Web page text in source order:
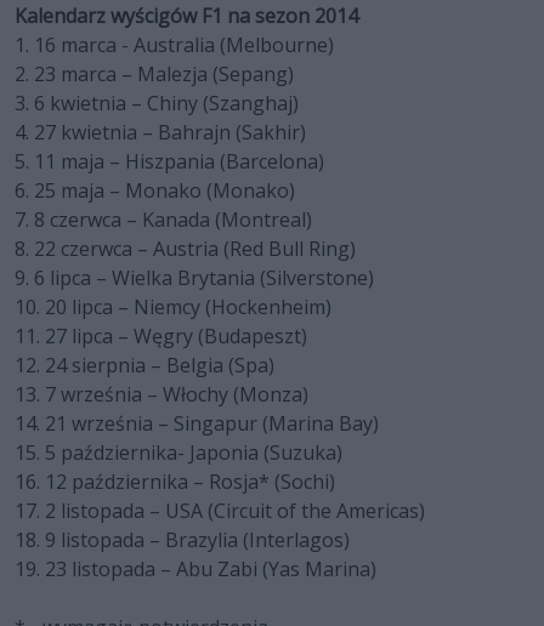
Kalendarz wyścigów F1 na sezon 2014
1. 16 marca - Australia (Melbourne)
2. 23 marca – Malezja (Sepang)
3. 6 kwietnia – Chiny (Szanghaj)
4. 27 kwietnia – Bahrajn (Sakhir)
5. 11 maja – Hiszpania (Barcelona)
6. 25 maja – Monako (Monako)
7. 8 czerwca – Kanada (Montreal)
8. 22 czerwca – Austria (Red Bull Ring)
9. 6 lipca – Wielka Brytania (Silverstone)
10. 20 lipca – Niemcy (Hockenheim)
11. 27 lipca – Węgry (Budapeszt)
12. 24 sierpnia – Belgia (Spa)
13. 7 września – Włochy (Monza)
14. 21 września – Singapur (Marina Bay)
15. 5 października- Japonia (Suzuka)
16. 12 października – Rosja* (Sochi)
17. 2 listopada – USA (Circuit of the Americas)
18. 9 listopada – Brazylia (Interlagos)
19. 23 listopada – Abu Zabi (Yas Marina)